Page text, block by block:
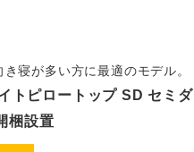
寝が多い方に最適のモデル。
トピロートップ SD セミダ
梱設置